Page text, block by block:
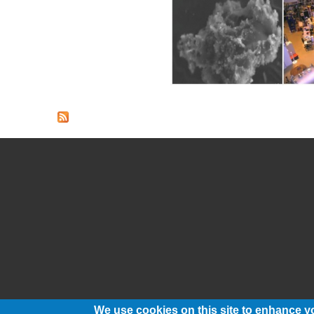
We use cookies on this site to enhance